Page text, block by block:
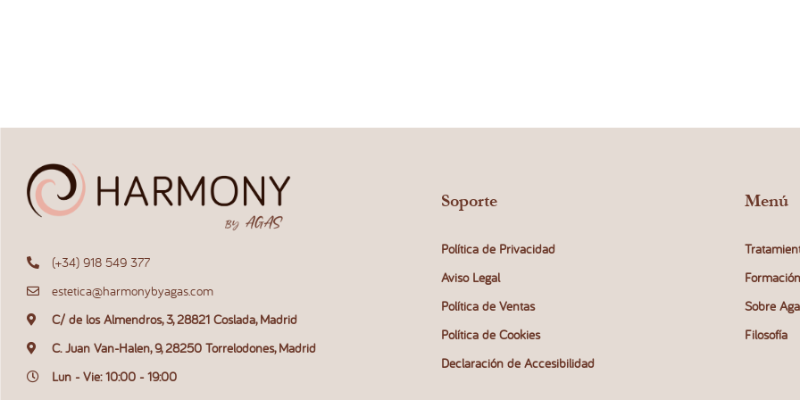
(+34) 918 549 377
estetica@harmonybyagas.com
C/ de los Almendros, 3, 28821 Coslada, Madrid
C. Juan Van-Halen, 9, 28250 Torrelodones, Madrid
Lun - Vie: 10:00 - 19:00
Soporte
Política de Privacidad
Aviso Legal
Política de Ventas
Política de Cookies
Declaración de Accesibilidad
Menú
Formación
Sobre
Filosofía